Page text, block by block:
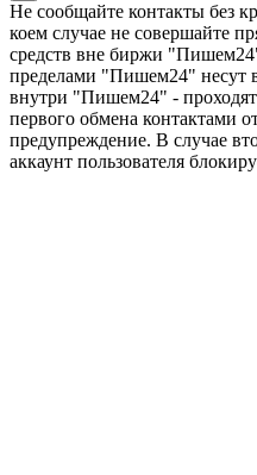
Не сообщайте контакты без
коем случае не совершайте
средств вне биржи
пределами "Пишем24" несут
внутри "Пишем24" - проходят
первого обмена контактами
предупреждение. В случае
аккаунт пользователя